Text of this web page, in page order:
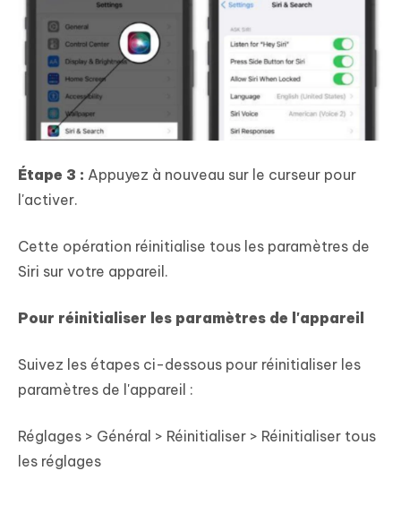
Étape 3 : Appuyez à nouveau sur le curseur pour
l'activer.
Cette opération réinitialise tous les paramètres de
Siri sur votre appareil.
Pour réinitialiser les paramètres de l'appareil
Suivez les étapes ci-dessous pour réinitialiser les
paramètres de l'appareil :
Réglages > Général > Réinitialiser > Réinitialiser tous
les réglages